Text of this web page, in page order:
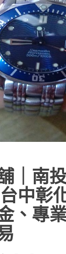
｜南
中彰
、專